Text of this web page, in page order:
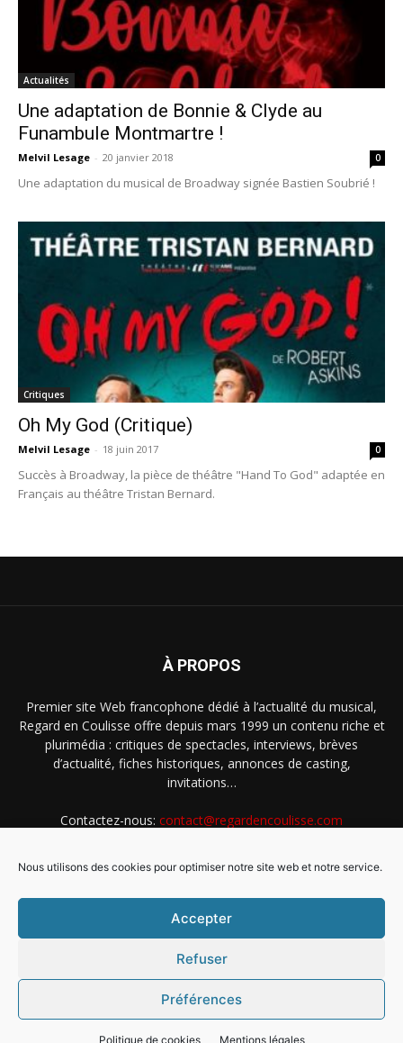
Nous utilisons des cookies pour optimiser notre site web et notre service.
Accepter
Refuser
Préférences
Politique de cookies Mentions légales
Actualités
Une adaptation de Bonnie & Clyde au
Funambule Montmartre !
Melvil Lesage - 20 janvier 2018 0
Une adaptation du musical de Broadway signée Bastien Soubrié !
Critiques
Oh My God (Critique)
Melvil Lesage - 18 juin 2017 0
Succès à Broadway, la pièce de théâtre "Hand To God" adaptée en
Français au théâtre Tristan Bernard.
À PROPOS
Premier site Web francophone dédié à l’actualité du musical,
Regard en Coulisse offre depuis mars 1999 un contenu riche et
plurimédia : critiques de spectacles, interviews, brèves
d’actualité, fiches historiques, annonces de casting,
invitations…
Contactez-nous: contact@regardencoulisse.com
Intégration Ghislain Fayard
Mentions légales